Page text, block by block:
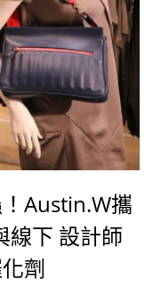
Austin.W攜
線下 設計師
劑